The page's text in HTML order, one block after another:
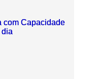
com Capacidade